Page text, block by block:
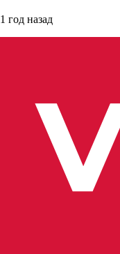
1 год назад